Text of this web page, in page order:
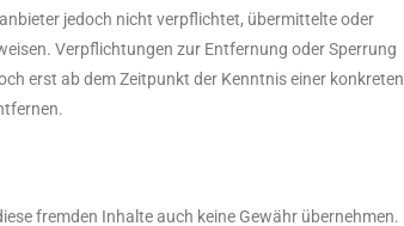
jedoch nicht verpflichtet, übermittelte oder
Verpflichtungen zur Entfernung oder Sperrung
erst ab dem Zeitpunkt der Kenntnis einer konkreten
fremden Inhalte auch keine Gewähr übernehmen.